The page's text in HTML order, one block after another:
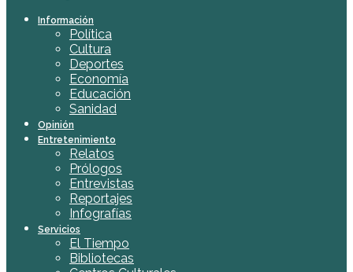
Información
Política
Cultura
Deportes
Economía
Educación
Sanidad
Opinión
Entretenimiento
Relatos
Prólogos
Entrevistas
Reportajes
Infografías
Servicios
El Tiempo
Bibliotecas